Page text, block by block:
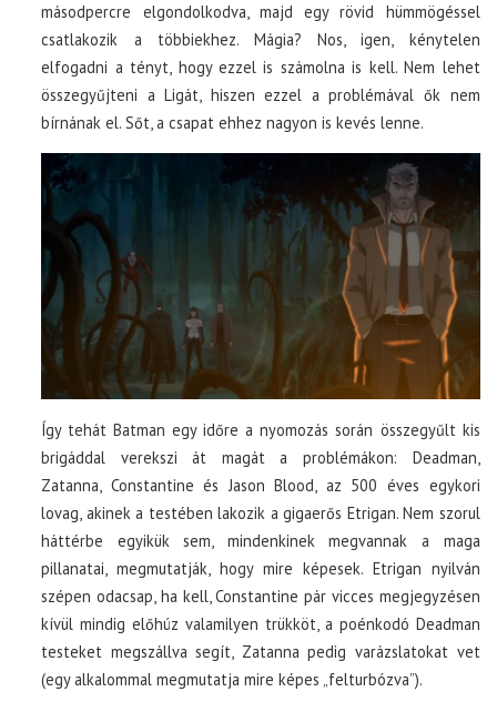
másodpercre elgondolkodva, majd egy rövid hümmögéssel
csatlakozik a többiekhez. Mágia? Nos, igen, kénytelen
elfogadni a tényt, hogy ezzel is számolna is kell. Nem lehet
összegyűjteni a Ligát, hiszen ezzel a problémával ők nem
bírnának el. Sőt, a csapat ehhez nagyon is kevés lenne.
Így tehát Batman egy időre a nyomozás során összegyűlt kis
brigáddal verekszi át magát a problémákon: Deadman,
Zatanna, Constantine és Jason Blood, az 500 éves egykori
lovag, akinek a testében lakozik a gigaerős Etrigan. Nem szorul
háttérbe egyikük sem, mindenkinek megvannak a maga
pillanatai, megmutatják, hogy mire képesek. Etrigan nyilván
szépen odacsap, ha kell, Constantine pár vicces megjegyzésen
kívül mindig előhúz valamilyen trükköt, a poénkodó Deadman
testeket megszállva segít, Zatanna pedig varázslatokat vet
(egy alkalommal megmutatja mire képes „felturbózva”).